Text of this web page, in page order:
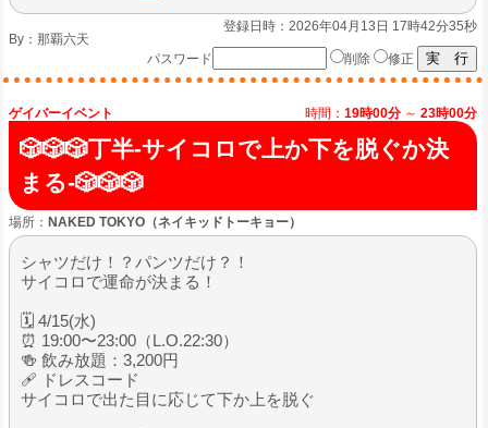
登録日時：2026年04月13日 17時42分35秒
By： 那覇六天
パスワード
削除 修正
ゲイバーイベント 時間： 19時00分 ～ 23時00分
🎲🎲🎲丁半‐サイコロで上か下を脱ぐか決
まる‐🎲🎲🎲
場所： NAKED TOKYO（ネイキッドトーキョー）
シャツだけ！？パンツだけ？！
サイコロで運命が決まる！
🗓 4/15(水)
⏰ 19:00〜23:00（L.O.22:30）
🍻 飲み放題：3,200円
🩹 ドレスコード
サイコロで出た目に応じて下か上を脱ぐ